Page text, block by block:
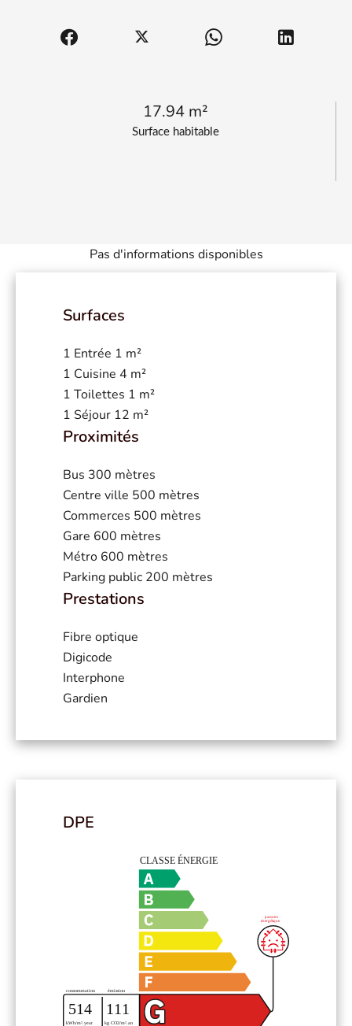
Surface habitable
17.94 m²
Pas d'informations disponibles
Surfaces
1 Entrée 1 m²
1 Cuisine 4 m²
1 Toilettes 1 m²
1 Séjour 12 m²
Proximités
Bus 300 mètres
Centre ville 500 mètres
Commerces 500 mètres
Gare 600 mètres
Métro 600 mètres
Parking public 200 mètres
Prestations
Fibre optique
Digicode
Interphone
Gardien
DPE